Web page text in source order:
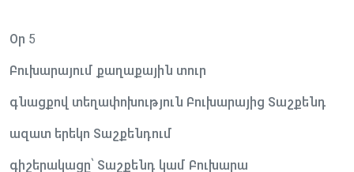
Օր 5
Բուխարայում քաղաքային տուր
գնացքով տեղափոխություն Բուխարայից Տաշքենդ
ազատ երեկո Տաշքենդում
գիշերակացը՝ Տաշքենդ կամ Բուխարա